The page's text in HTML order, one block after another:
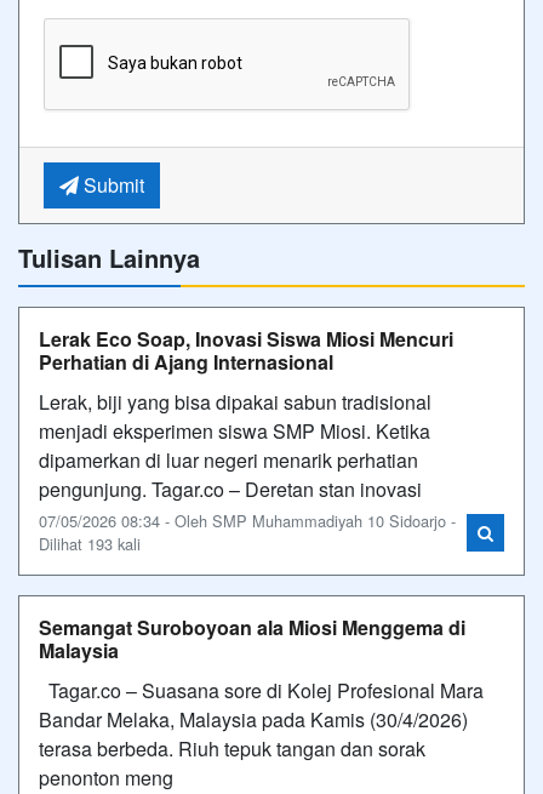
Submit
Tulisan Lainnya
Lerak Eco Soap, Inovasi Siswa Miosi Mencuri
Perhatian di Ajang Internasional
Lerak, biji yang bisa dipakai sabun tradisional
menjadi eksperimen siswa SMP Miosi. Ketika
dipamerkan di luar negeri menarik perhatian
pengunjung. Tagar.co – Deretan stan inovasi
07/05/2026 08:34 - Oleh SMP Muhammadiyah 10 Sidoarjo -
Dilihat 193 kali
Semangat Suroboyoan ala Miosi Menggema di
Malaysia
Tagar.co – Suasana sore di Kolej Profesional Mara
Bandar Melaka, Malaysia pada Kamis (30/4/2026)
terasa berbeda. Riuh tepuk tangan dan sorak
penonton meng